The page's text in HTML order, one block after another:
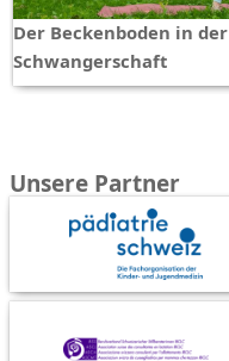
Der Beckenboden in der
Schwangerschaft
Unsere Partner